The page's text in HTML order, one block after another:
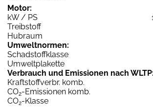
Motor:
kW / PS
Treibstoff
Hubraum
Umweltnormen:
Schadstoffklasse
Umweltplakette
Verbrauch und Emissionen nach WLTP:
Kraftstoffverbr. komb.
CO2-Emissionen komb.
CO2-Klasse